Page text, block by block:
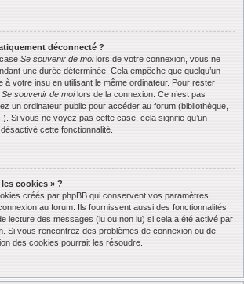
déconnecté ?
Se souvenir de moilors de votre connexion, vous ne
une durée déterminée. Cela empêche que quelqu’un
à votre insu en utilisant le même ordinateur. Pour rester
Se souvenir de moilors de la connexion. Ce n’est pas
un ordinateur public pour accéder au forum (bibliothèque,
Si vous ne voyez pas cette case, cela signifie qu’un
cette fonctionnalité.
cookies » ?
créés par phpBB qui conservent vos paramètres
au forum. Ils fournissent aussi des fonctionnalités
lecture des messages (lu ou non lu) si cela a été activé par
Si vous rencontrez des problèmes de connexion ou de
des cookies pourrait les résoudre.